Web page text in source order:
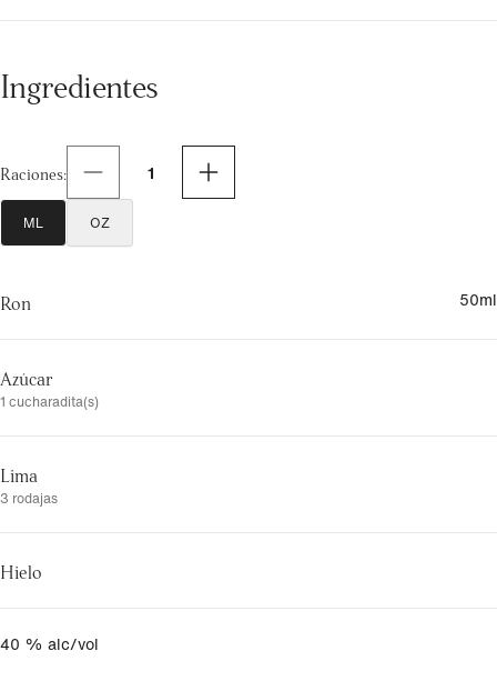
Ingredientes
ML OZ
Raciones: 1
Ron 50ml
Azúcar
1 cucharadita(s)
Lima
3 rodajas
Hielo
40 % alc/vol